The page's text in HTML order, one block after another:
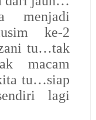
menjadi
ke-2
tu…tak
macam
tu…siap
lagi